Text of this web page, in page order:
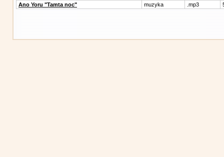
Ano Yoru "Tamta noc"
muzyka .mp3